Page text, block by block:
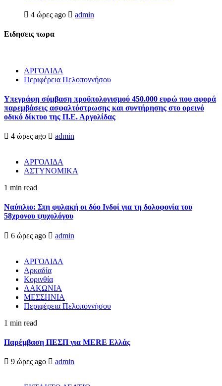
4 ώρες ago admin
Ειδησεις τωρα
ΑΡΓΟΛΙΔΑ
Περιφέρεια Πελοποννήσου
Υπεγράφη σύμβαση προϋπολογισμού 450.000 ευρώ που αφορά
παρεμβάσεις ασφαλτόστρωσης και συντήρησης στο ορεινό
οδικό δίκτυο της Π.Ε. Αργολίδας
4 ώρες ago admin
ΑΡΓΟΛΙΔΑ
ΑΣΤΥΝΟΜΙΚΑ
1 min read
Ναύπλιο: Στη φυλακή οι δύο Ινδοί για τη δολοφονία του
58χρονου ψυχολόγου
6 ώρες ago admin
ΑΡΓΟΛΙΔΑ
Αρκαδία
Κορινθία
ΛΑΚΩΝΙΑ
ΜΕΣΣΗΝΙΑ
Περιφέρεια Πελοποννήσου
1 min read
Παρέμβαση ΠΕΣΠ για MERE Ελλάς
9 ώρες ago admin